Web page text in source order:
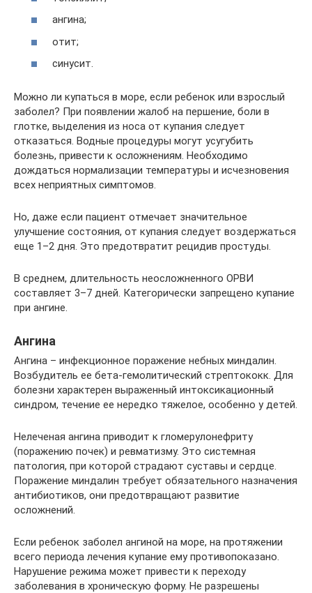
ангина;
отит;
синусит.
Можно ли купаться в море, если ребенок или взрослый
заболел? При появлении жалоб на першение, боли в
глотке, выделения из носа от купания следует
отказаться. Водные процедуры могут усугубить
болезнь, привести к осложнениям. Необходимо
дождаться нормализации температуры и исчезновения
всех неприятных симптомов.
Но, даже если пациент отмечает значительное
улучшение состояния, от купания следует воздержаться
еще 1–2 дня. Это предотвратит рецидив простуды.
В среднем, длительность неосложненного ОРВИ
составляет 3–7 дней. Категорически запрещено купание
при ангине.
Ангина
Ангина – инфекционное поражение небных миндалин.
Возбудитель ее бета-гемолитический стрептококк. Для
болезни характерен выраженный интоксикационный
синдром, течение ее нередко тяжелое, особенно у детей.
Нелеченая ангина приводит к гломерулонефриту
(поражению почек) и ревматизму. Это системная
патология, при которой страдают суставы и сердце.
Поражение миндалин требует обязательного назначения
антибиотиков, они предотвращают развитие
осложнений.
Если ребенок заболел ангиной на море, на протяжении
всего периода лечения купание ему противопоказано.
Нарушение режима может привести к переходу
заболевания в хроническую форму. Не разрешены